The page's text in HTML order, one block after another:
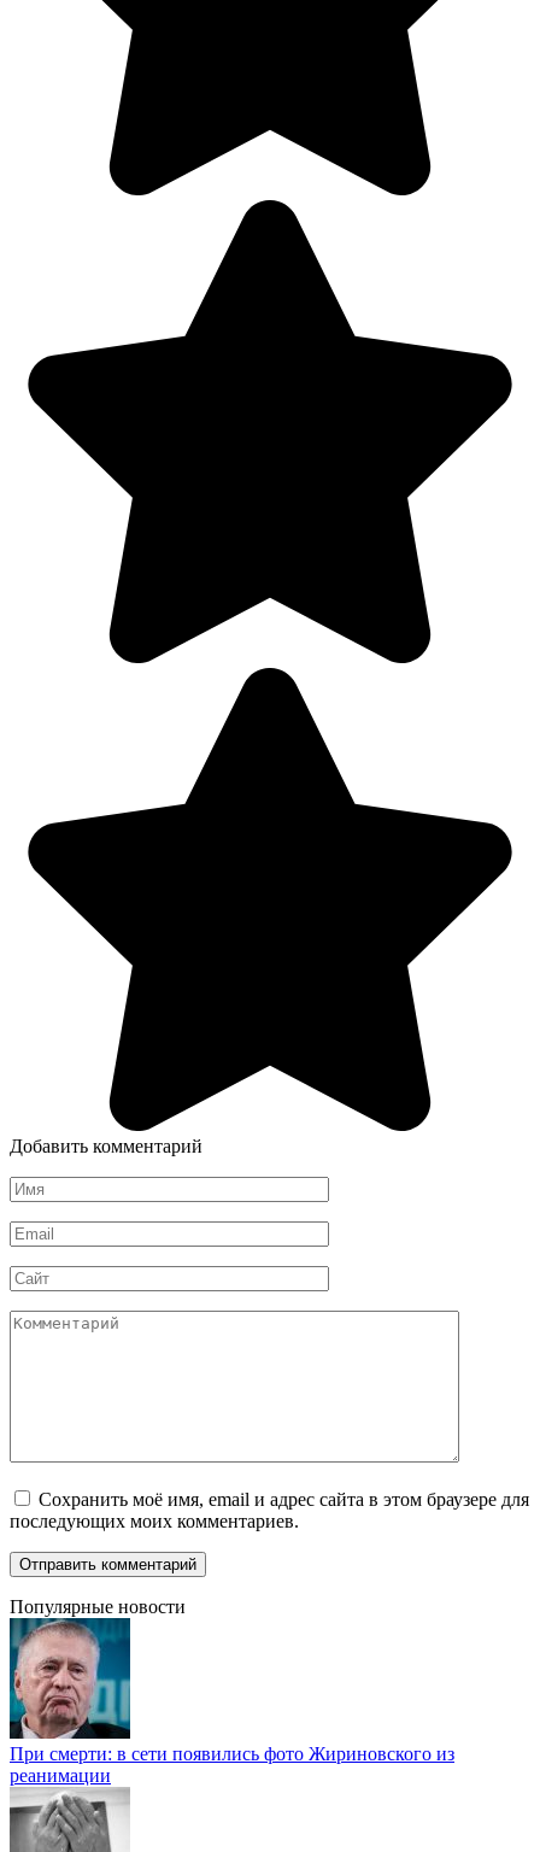
Добавить комментарий
Имя
*
Email
*
Сайт
Комментарий
Сохранить моё имя, email и адрес сайта в этом браузере для
последующих моих комментариев.
Популярные новости
При смерти: в сети появились фото Жириновского из
реанимации